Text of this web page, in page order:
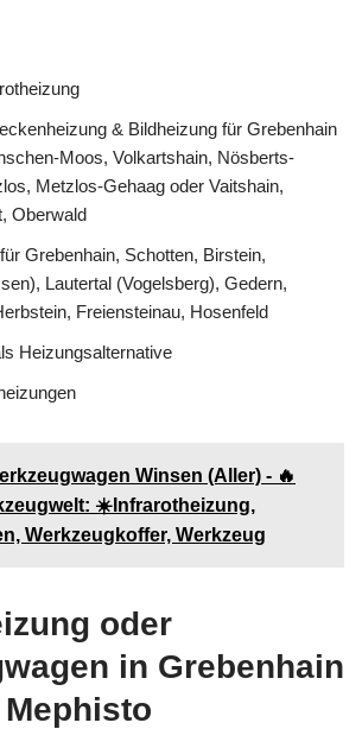
& Bildheizung für Grebenhain
Moos, Volkartshain, Nösberts-
Metzlos-Gehaag oder Vaitshain,
Oberwald
Grebenhain, Schotten, Birstein,
Lautertal (Vogelsberg), Gedern,
Freiensteinau, Hosenfeld
Heizungsalternative
Winsen (Aller) - 🔥
☀️Infrarotheizung,
Werkzeugkoffer, Werkzeug
oder
in Grebenhain